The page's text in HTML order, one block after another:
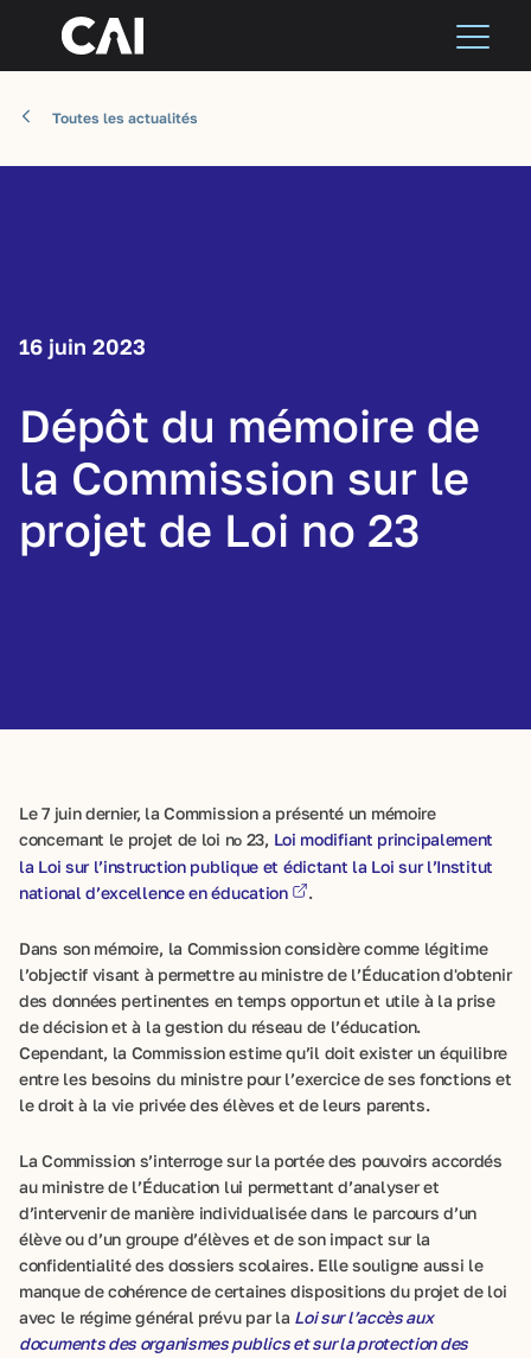
Toutes les actualités
16 juin 2023
Dépôt du mémoire de
la Commission sur le
projet de Loi no 23
Le 7 juin dernier, la Commission a présenté un mémoire
concernant le projet de loi no 23, Loi modifiant principalement
la Loi sur l’instruction publique et édictant la Loi sur l’Institut
national d’excellence en éducation
.
Dans son mémoire, la Commission considère comme légitime
l’objectif visant à permettre au ministre de l’Éducation d'obtenir
des données pertinentes en temps opportun et utile à la prise
de décision et à la gestion du réseau de l’éducation.
Cependant, la Commission estime qu’il doit exister un équilibre
entre les besoins du ministre pour l’exercice de ses fonctions et
le droit à la vie privée des élèves et de leurs parents.
La Commission s’interroge sur la portée des pouvoirs accordés
au ministre de l’Éducation lui permettant d’analyser et
d’intervenir de manière individualisée dans le parcours d’un
élève ou d’un groupe d’élèves et de son impact sur la
confidentialité des dossiers scolaires. Elle souligne aussi le
manque de cohérence de certaines dispositions du projet de loi
avec le régime général prévu par la Loi sur l’accès aux
documents des organismes publics et sur la protection des